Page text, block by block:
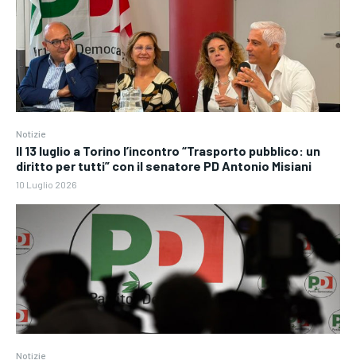
Notizie
Il 13 luglio a Torino l’incontro “Trasporto pubblico: un
diritto per tutti” con il senatore PD Antonio Misiani
10 Luglio 2026
Notizie